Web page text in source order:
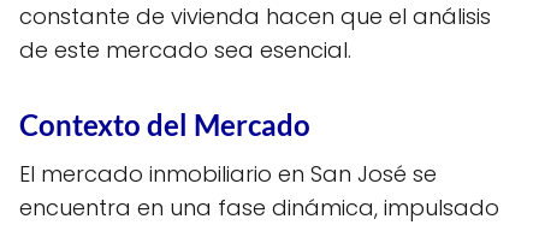
constante de vivienda hacen que el análisis
de este mercado sea esencial.
Contexto del Mercado
El mercado inmobiliario en San José se
encuentra en una fase dinámica, impulsado